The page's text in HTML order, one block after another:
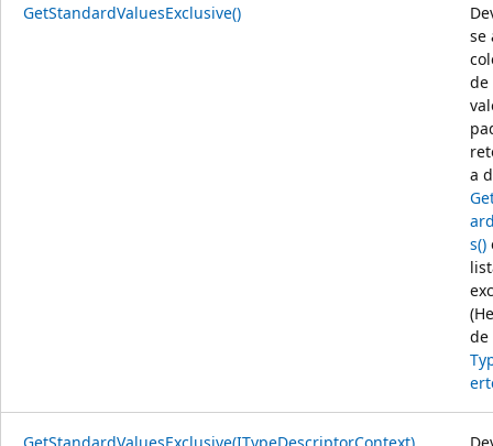
GetStandardValuesExclusive()
se
de
a
s()
de
GetStandardValuesExclusive(ITypeDescriptorContext)